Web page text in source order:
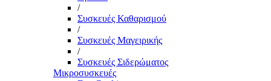
/
Συσκευές Καθαρισμού
/
Συσκευές Μαγειρικής
/
Συσκευές Σιδερώματος
Μικροσυσκευές